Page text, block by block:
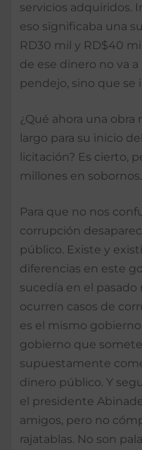
servicios adquiridos.
eso significaba una
RD30 mil y RD$40
de ese dinero no va
pendejo, sino que se
¿Qué ahora una
largo para su inicio
licitación? Es cierto,
millones en sobornos.
Para que no nos
corrupción
público. Existe y
diferencias en este
sucedía en el
ocurren casos de
es el mismo
gobierno que
supuestamente
dinero público. Y
el presidente
amigos, pero no
rajatablas. No son